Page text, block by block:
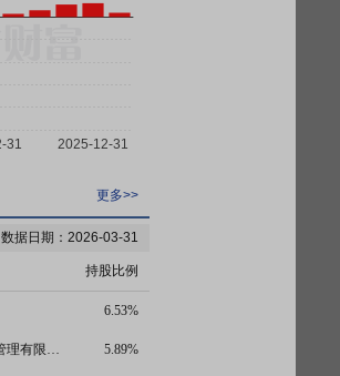
更多>>
数据日期：2026-03-31
持股比例
6.53%
四川发展证券投资基金管理有限公司-四川资本市场纾困发展证券投资基金合伙企业(有限合伙) 5.89%